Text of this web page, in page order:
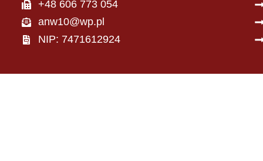
+48 606 773 054
anw10@wp.pl
NIP: 7471612924